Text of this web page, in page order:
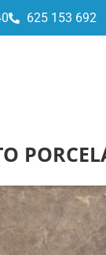
625 153 692